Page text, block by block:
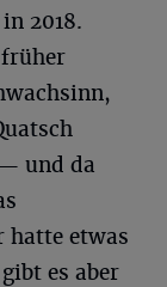
2018.
und da
hatte etwas
es aber